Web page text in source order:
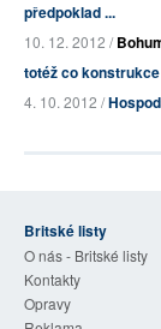
předpoklad ...
10. 12. 2012 /
totéž co
4. 10. 2012 /
Britské listy
O nás - Britské listy
Kontakty
Opravy